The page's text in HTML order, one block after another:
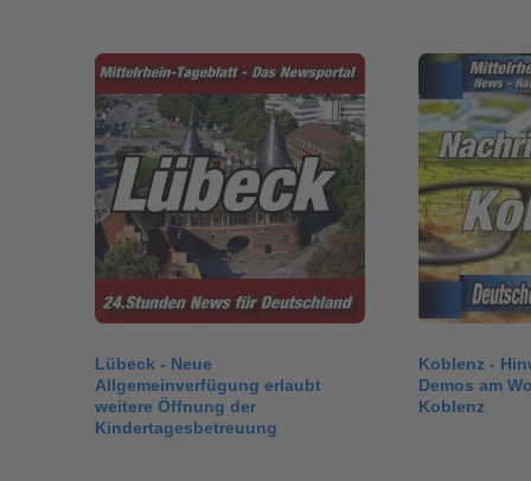
Lübeck - Neue
Allgemeinverfügung erlaubt
weitere Öffnung der
Kindertagesbetreuung
Koblenz -
Demos am
Koblenz